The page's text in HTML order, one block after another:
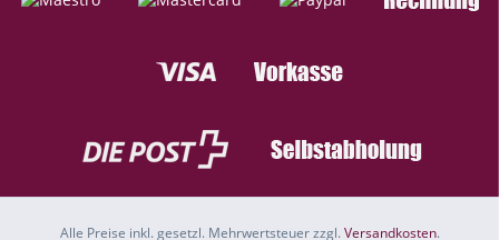
Alle Preise inkl. gesetzl. Mehrwertsteuer zzgl.Versandkosten.